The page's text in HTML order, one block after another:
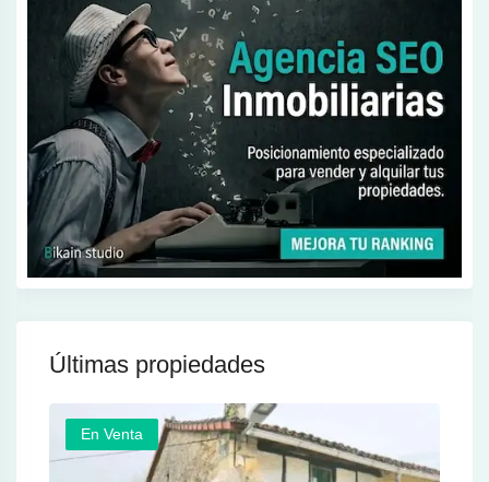
Últimas propiedades
En Venta